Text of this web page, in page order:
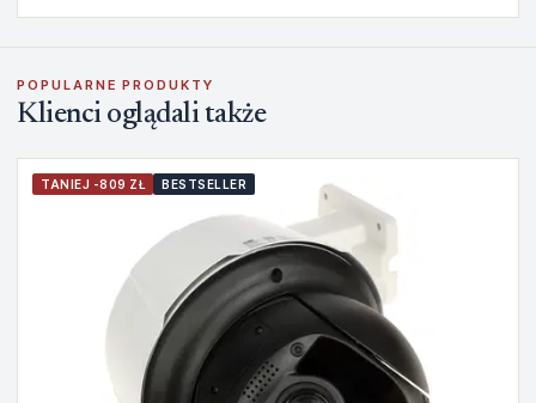
POPULARNE PRODUKTY
Klienci oglądali także
TANIEJ -809 ZŁ BESTSELLER